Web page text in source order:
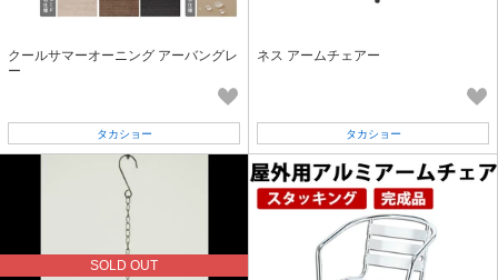
クールサマーオーニング アーバングレ
ー
タカショー
ネス アームチェアー
タカショー
SOLD OUT